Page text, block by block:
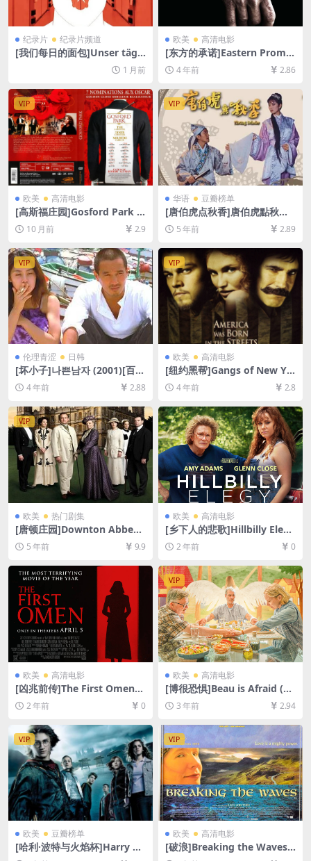
纪录片 纪录片频道
[我们每日的面包]Unser tägli
ch Brot (2005)[百度网盘+夸
克网盘1080P超清未删减资源]
[网盘在线播放/下载][MKV/6.
5GB][无对白]
1 月前
欧美 高清电影
[东方的承诺]Eastern Promis
es (2007)[百度网盘+夸克网盘
+迅雷云盘1080P超清未删减
资源][网盘在线播放/下载][MP
4/6.3GB][中文字幕]
4 年前 2.86
VIP
欧美 高清电影
[高斯福庄园]Gosford Park (2
001)[百度网盘+夸克网盘1080
P超清未删减资源][网盘在线播
幕]
10 月前 2.9
VIP
华语 豆瓣榜单
[唐伯虎点秋香]唐伯虎點秋香
(1993)[百度网盘+迅雷云盘资
源1080P超清未删减][MP4/6.
5 年前 2.89
VIP
伦理青涩 日韩
[坏小子]나쁜남자 (2001)[百度
网盘+迅雷云盘资源1080P超
清未删减][MP4/6.6GB][韩语
中字]
4 年前 2.88
VIP
欧美 高清电影
[纽约黑帮]Gangs of New Yo
rk (2002)[百度网盘+迅雷云盘
资源1080P超清未删减][MP4/
10GB][中英字幕]
4 年前 2.8
VIP
欧美 热门剧集
[唐顿庄园]Downton Abbey
(全6季)[百度网盘+迅雷云盘资
源1080P超清未删减][MP4/82
GB][中英字幕]
5 年前 9.9
欧美 高清电影
[乡下人的悲歌]Hillbilly Elegy
(2020)[百度网盘+夸克网盘10
80P超清未删减资源][网盘在
线播放/下载][MP4/7.3GB][中
英字幕]
2 年前 0
欧美 高清电影
[凶兆前传]The First Omen
(2024)[百度网盘+夸克网盘10
80P超清未删减资源][网盘在
英字幕]
2 年前 0
VIP
欧美 高清电影
[博很恐惧]Beau is Afraid (20
23)[百度网盘+迅雷云盘资源1
080P超清未删减][MP4/10G
3 年前 2.94
VIP
欧美 豆瓣榜单
[哈利·波特与火焰杯]Harry Po
tter and the Goblet of Fire
VIP
欧美 高清电影
[破浪]Breaking the Waves
(1996)[百度网盘+迅雷云盘资